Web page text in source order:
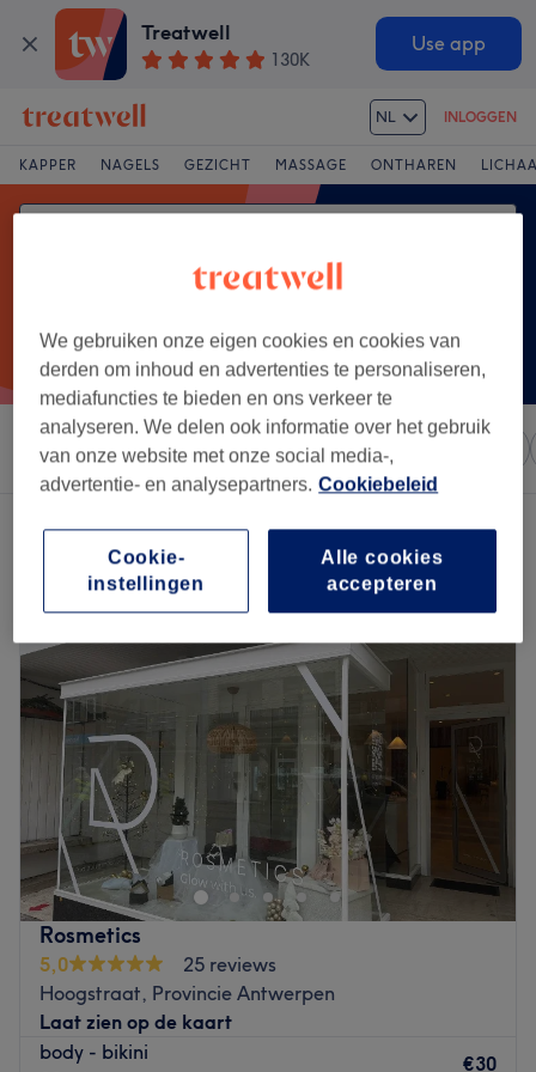
Treatwell
130K
Use app
NL INLOGGEN
KAPPER NAGELS GEZICHT MASSAGE ONTHAREN
Sorteer op Elke prijs Salons Expresaanbiedingen
Rosmetics
5,0
25 reviews
Hoogstraat, Provincie Antwerpen
Laat zien op de kaart
body - bikini
€30
We gebruiken onze eigen cookies en cookies van
derden om inhoud en advertenties te personaliseren,
mediafuncties te bieden en ons verkeer te
analyseren. We delen ook informatie over het gebruik
van onze website met onze social media-,
advertentie- en analysepartners. Cookiebeleid
Alle cookies
accepteren
Cookie-
instellingen